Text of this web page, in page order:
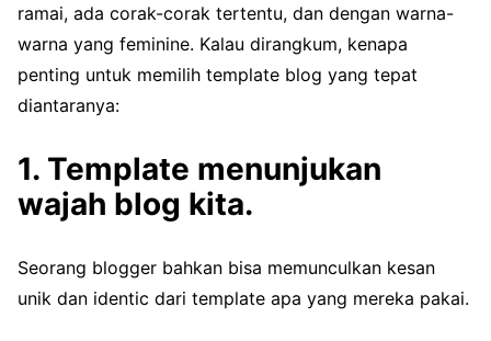
ramai, ada corak-corak tertentu, dan dengan warna-
warna yang feminine. Kalau dirangkum, kenapa
penting untuk memilih template blog yang tepat
diantaranya:
1. Template menunjukan
wajah blog kita.
Seorang blogger bahkan bisa memunculkan kesan
unik dan identic dari template apa yang mereka pakai.